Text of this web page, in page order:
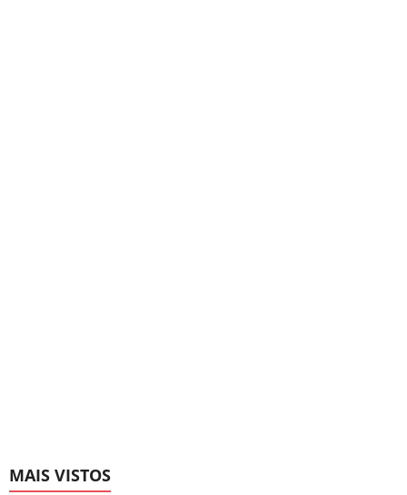
MAIS VISTOS